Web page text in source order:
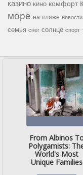
казино кино комфорт
море на пляже новости
семья снег солнце спорт